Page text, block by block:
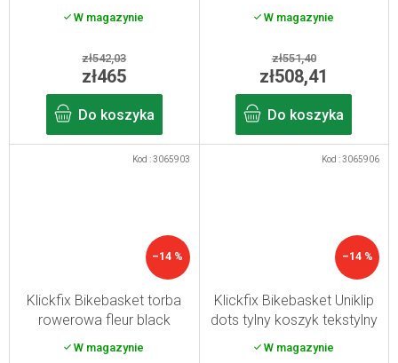
rowerowy Racktime w
kwiaty
W magazynie
zł542,03
zł465
Do koszyka
bagażnika Racktime
czarna
W magazynie
zł551,40
zł508,41
Do koszyka
–14 %
Klickfix Bikebasket torba
rowerowa fleur black
W magazynie
Kod :3065903
–14 %
Klickfix Bikebasket Uniklip
dots tylny koszyk tekstylny
na rower
W magazynie
Kod :3065906